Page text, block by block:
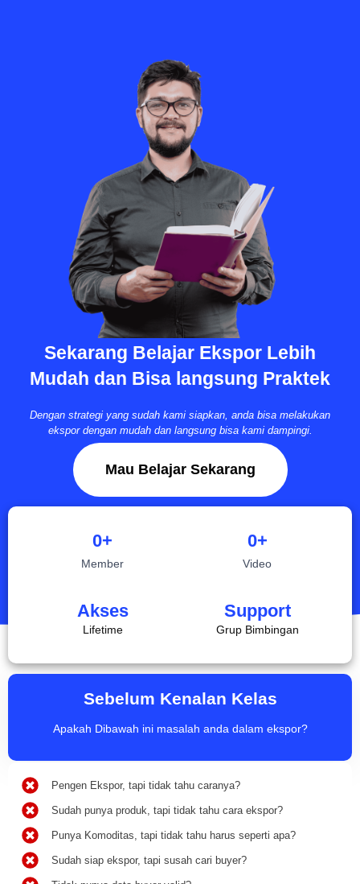
Sekarang Belajar Ekspor Lebih
Mudah dan Bisa langsung Praktek
Dengan strategi yang sudah kami siapkan, anda bisa melakukan
ekspor dengan mudah dan langsung bisa kami dampingi.
Mau Belajar Sekarang
Member
0+
Video
0+
Akses
Lifetime
Support
Grup Bimbingan
Sebelum Kenalan Kelas
Apakah Dibawah ini masalah anda dalam ekspor?
Pengen Ekspor, tapi tidak tahu caranya?
Sudah punya produk, tapi tidak tahu cara ekspor?
Punya Komoditas, tapi tidak tahu harus seperti apa?
Sudah siap ekspor, tapi susah cari buyer?